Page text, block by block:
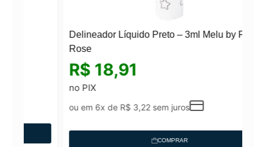
Delineador Líquido Preto – 3ml Melu by Ruby
18,91
ou em 6x deR$3,22 sem juros
COMPRAR